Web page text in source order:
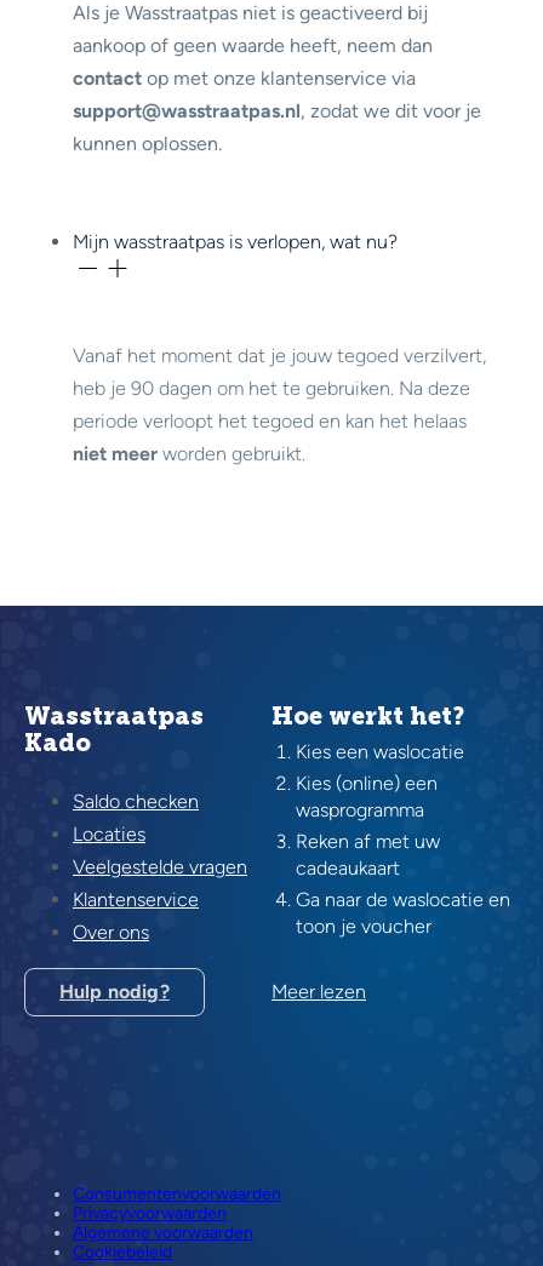
Als je Wasstraatpas niet is geactiveerd bij
aankoop of geen waarde heeft, neem dan
contact op met onze klantenservice via
support@wasstraatpas.nl, zodat we dit voor je
kunnen oplossen.
Mijn wasstraatpas is verlopen, wat nu?
Vanaf het moment dat je jouw tegoed verzilvert,
heb je 90 dagen om het te gebruiken. Na deze
periode verloopt het tegoed en kan het helaas
niet meer worden gebruikt.
Wasstraatpas
Kado
Saldo checken
Locaties
Veelgestelde vragen
Klantenservice
Over ons
Hulp nodig?
Hoe werkt het?
Kies een waslocatie
Kies (online) een
wasprogramma
Reken af met uw
cadeaukaart
Ga naar de waslocatie en
toon je voucher
Meer lezen
Consumentenvoorwaarden
Privacyvoorwaarden
Algemene voorwaarden
Cookiebeleid